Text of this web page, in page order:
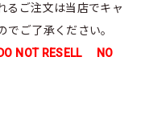
るご注文は当店でキャ
でご了承ください。
NOT RESELL NO